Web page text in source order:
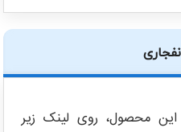
این محصول، روی لینک زیر